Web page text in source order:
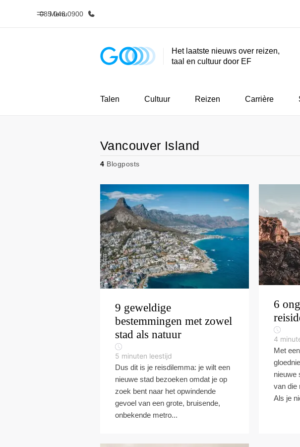
Menu
085 048 0900
Home Programma's
Het laatste nieuws over reizen,
taal en cultuur door EF
Talen Cultuur Reizen Carrière
Vancouver Island
4 Blogposts
9 geweldige
bestemmingen met zowel
stad als natuur
5 minuten leestijd
Dus dit is je reisdilemma: je wilt een
nieuwe stad bezoeken omdat je op
zoek bent naar het opwindende
gevoel van een grote, bruisende,
onbekende metro...
6
4
Met
nieuwe
van die
Als je